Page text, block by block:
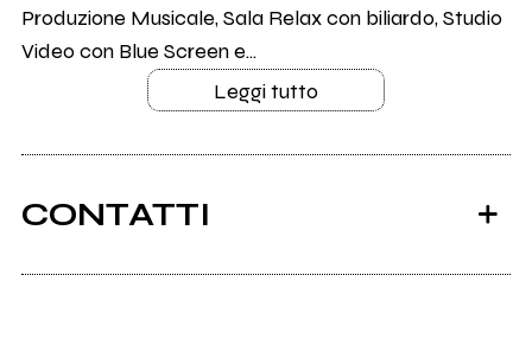
Produzione Musicale, Sala Relax con biliardo, Studio
Video con Blue Screen e...
Leggi tutto
CONTATTI